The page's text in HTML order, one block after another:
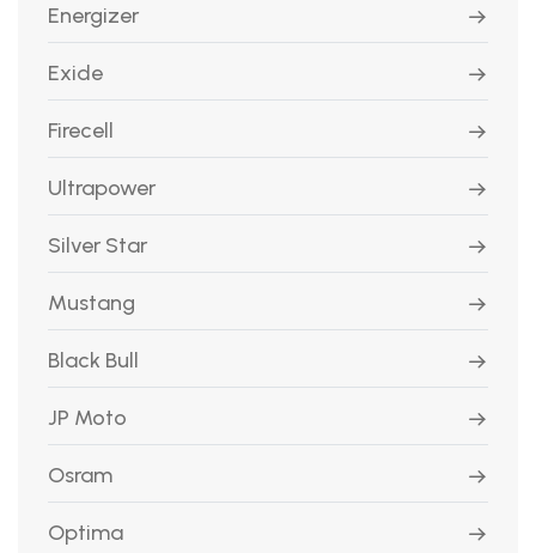
Energizer
Exide
Firecell
Ultrapower
Silver Star
Mustang
Black Bull
JP Moto
Osram
Optima